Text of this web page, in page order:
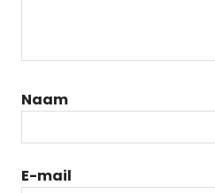
Naam
E-mail